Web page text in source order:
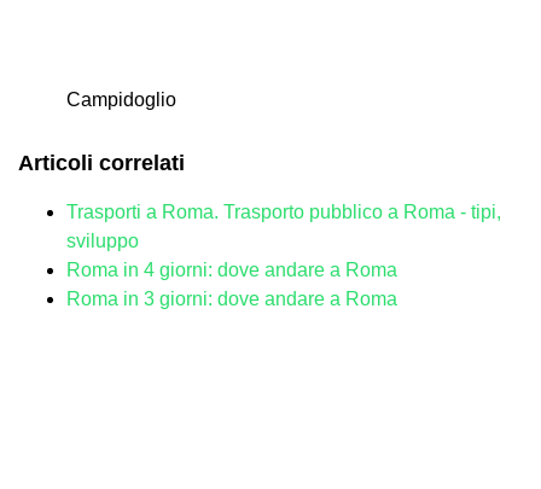
Campidoglio
Articoli correlati
Trasporti a Roma. Trasporto pubblico a Roma - tipi,
sviluppo
Roma in 4 giorni: dove andare a Roma
Roma in 3 giorni: dove andare a Roma